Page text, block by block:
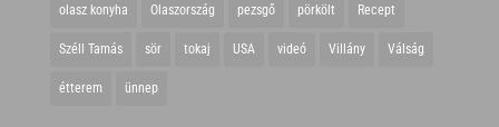
olasz konyha Olaszország pezsgő pörkölt Recept
Széll Tamás sör tokaj USA videó Villány Válság
étterem ünnep